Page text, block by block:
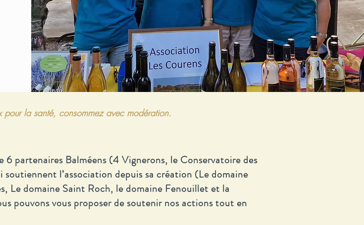
pour la santé, consommez avec modération.
partenaires Balméens (4 Vignerons, le Conservatoire des
l’association depuis sa création (Le domaine
Le domaine Saint Roch, le domaine Fenouillet et la
pouvons vous proposer de soutenir nos actions tout en